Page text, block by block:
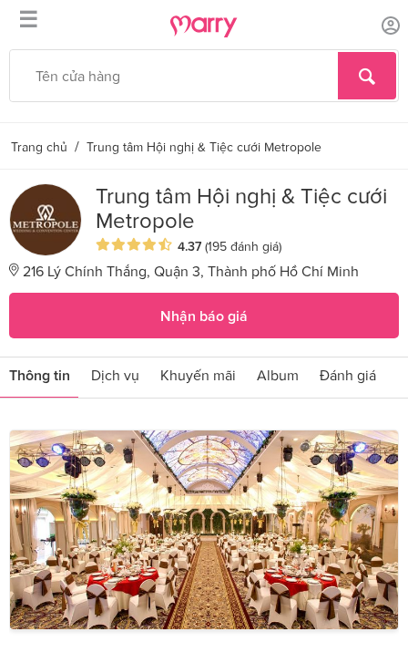
☰
Trang chủ / Trung tâm Hội nghị & Tiệc cưới Metropole
Trung tâm Hội nghị & Tiệc cưới
Metropole
4.37 (195 đánh giá)
216 Lý Chính Thắng, Quận 3, Thành phố Hồ Chí Minh
Nhận báo giá
Thông tin Dịch vụ Khuyến mãi Album Đánh giá